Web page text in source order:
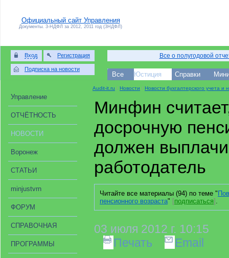
Официальный сайт Управления
Документы. 3-НДФЛ за 2012, 2011 год (3НДФЛ)
Вход Регистрация
Подписка на новости
Все о полугодовой
Все Юстиция Справки
Управление
ОТЧЁТНОСТЬ
НОВОСТИ
Воронеж
СТАТЬИ
minjustvrn
ФОРУМ
СПРАВОЧНАЯ
ПРОГРАММЫ
Audit-it.ru / Новости / Новости бухгалтерского учета и
Минфин
досрочную
должен
работодатель
Читайте все материалы (94) по теме "
пенсионного возраста" [подписаться] .
03 июля 2012 г. 10:15
Печать
Email